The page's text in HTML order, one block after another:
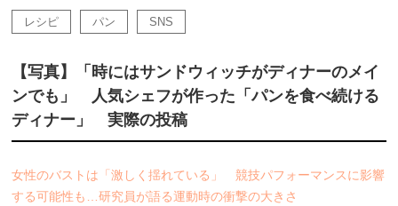
レシピ パン SNS
【写真】「時にはサンドウィッチがディナーのメイ
ンでも」 人気シェフが作った「パンを食べ続ける
ディナー」 実際の投稿
女性のバストは「激しく揺れている」 競技パフォーマンスに影響
する可能性も…研究員が語る運動時の衝撃の大きさ